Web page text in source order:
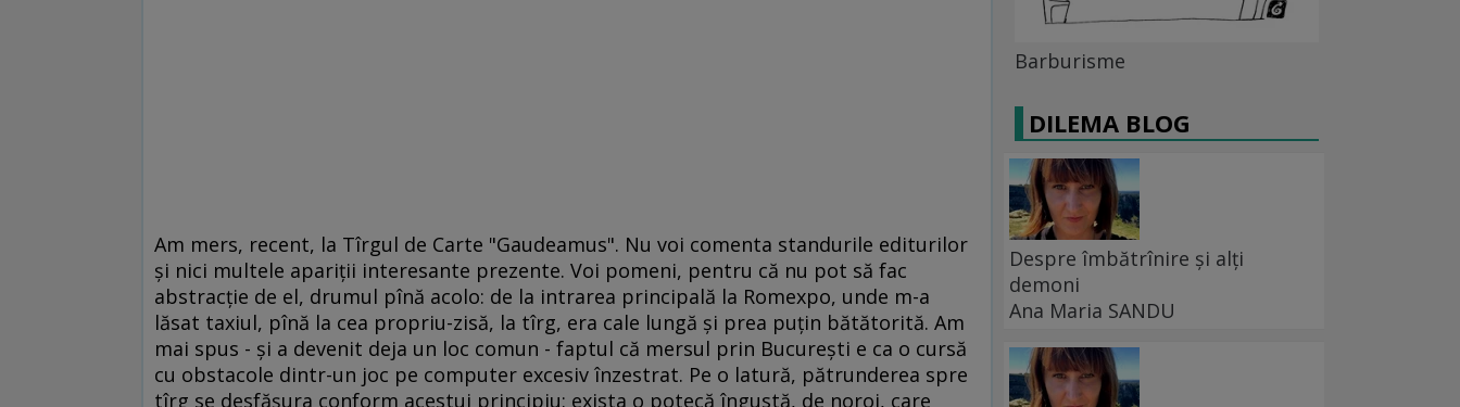
Am mers, recent, la Tîrgul de Carte "Gaudeamus". Nu voi comenta standurile editurilor
şi nici multele apariţii interesante prezente. Voi pomeni, pentru că nu pot să fac
abstracţie de el, drumul pînă acolo: de la intrarea principală la Romexpo, unde m-a
lăsat taxiul, pînă la cea propriu-zisă, la tîrg, era cale lungă şi prea puţin bătătorită. Am
mai spus - şi a devenit deja un loc comun - faptul că mersul prin Bucureşti e ca o cursă
cu obstacole dintr-un joc pe computer excesiv înzestrat. Pe o latură, pătrunderea spre
tîrg se desfăşura conform acestui principiu: exista o potecă îngustă, de noroi, care
Barburisme
DILEMA BLOG
Despre îmbătrînire și alți
demoni
Ana Maria SANDU